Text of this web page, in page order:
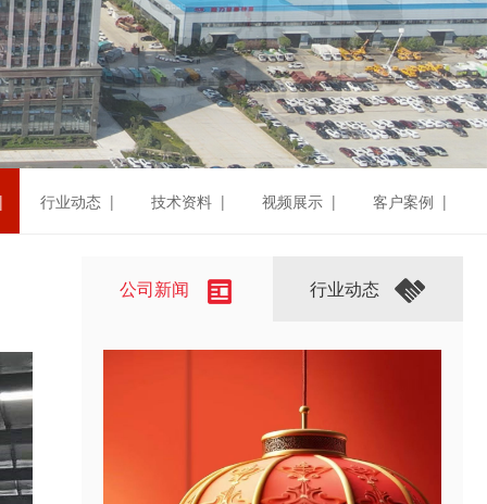
行业动态 | 技术资料 | 视频展示 | 客户案例 |
公司新闻 行业动态